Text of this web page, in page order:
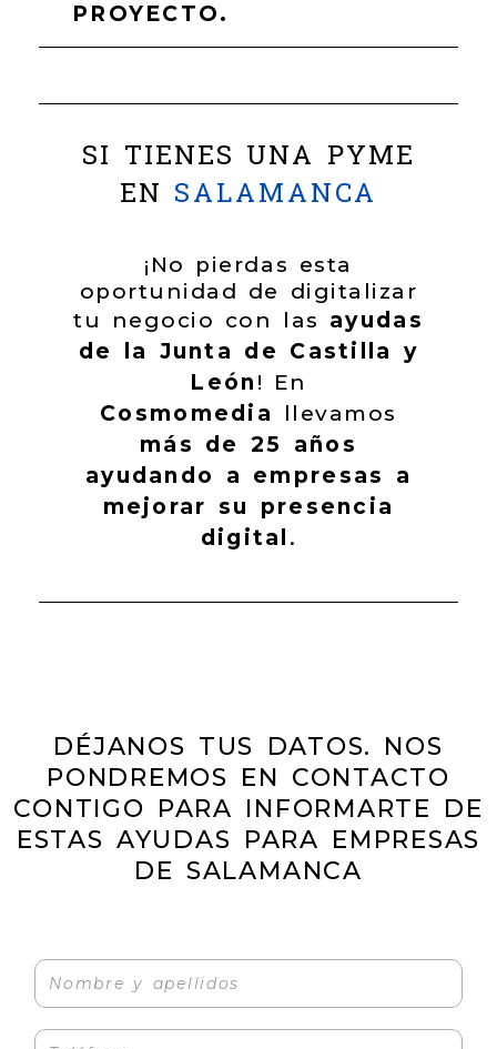
PROYECTO.
SI TIENES UNA PYME
EN SALAMANCA
¡No pierdas esta
oportunidad de digitalizar
tu negocio con las ayudas
de la Junta de Castilla y
León ! En
Cosmomedia
llevamos
más de 25 años
ayudando a empresas a
mejorar su presencia
digital .
DÉJANOS TUS DATOS. NOS
PONDREMOS EN CONTACTO
CONTIGO PARA INFORMARTE DE
ESTAS AYUDAS PARA EMPRESAS
DE SALAMANCA